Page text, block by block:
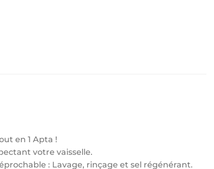
en 1 Apta !
votre vaisselle.
: Lavage, rinçage et sel régénérant.